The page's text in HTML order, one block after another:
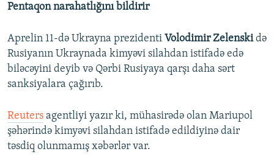
720p 1080p
720p
1080p
Pentaqon narahatlığını bildirir
Aprelin 11-də Ukrayna prezidenti Volodimir Zelenskidə
Rusiyanın Ukraynada kimyəvi silahdan istifadə edə
biləcəyini deyib və Qərbi Rusiyaya qarşı daha sərt
sanksiyalara çağırıb.
Reuters agentliyi yazır ki, mühasirədə olan Mariupol
şəhərində kimyəvi silahdan istifadə edildiyinə dair
təsdiq olunmamış xəbərlər var.